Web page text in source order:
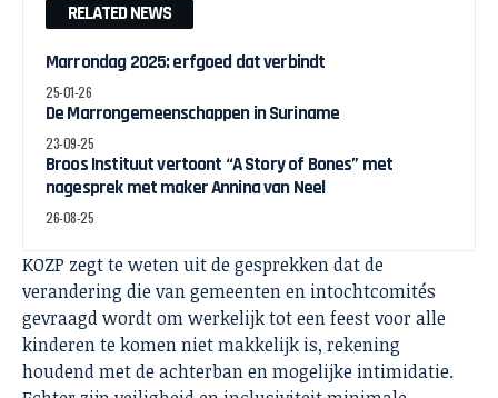
RELATED NEWS
Marrondag 2025: erfgoed dat verbindt
25-01-26
De Marrongemeenschappen in Suriname
23-09-25
Broos Instituut vertoont “A Story of Bones” met
nagesprek met maker Annina van Neel
26-08-25
KOZP zegt te weten uit de gesprekken dat de
verandering die van gemeenten en intochtcomités
gevraagd wordt om werkelijk tot een feest voor alle
kinderen te komen niet makkelijk is, rekening
houdend met de achterban en mogelijke intimidatie.